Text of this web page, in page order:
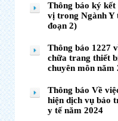
Thông báo ký kết
vị trong Ngành Y
đoạn 2)
Thông báo 1227
chữa trang thiết
chuyên môn năm
Thông báo Về
hiện dịch vụ bảo
y tế năm 2024